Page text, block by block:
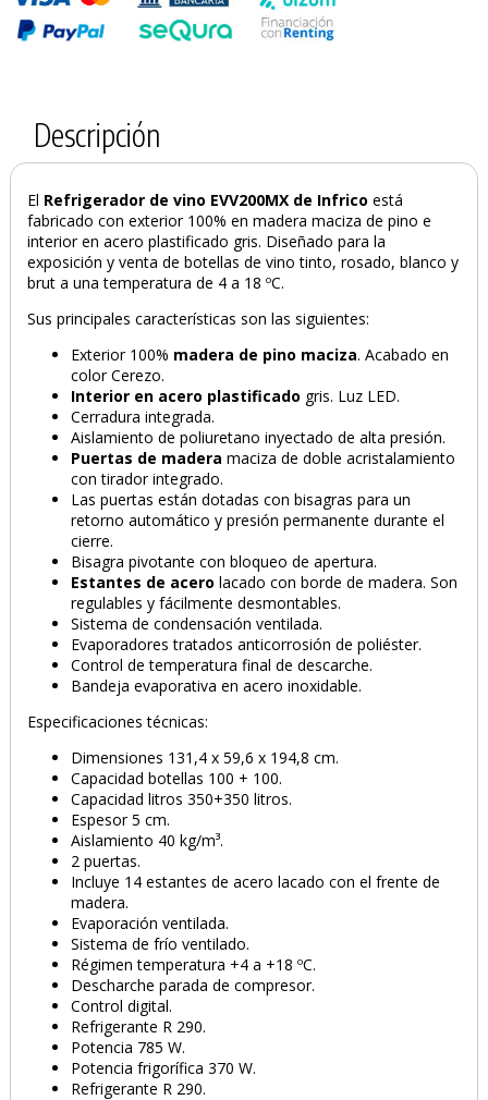
PRODUCTO AÑADIDO AL CARRITO
Descripción
El Refrigerador de vino EVV200MX de Infricoestá
fabricado con exterior 100% en madera maciza de pino e
interior en acero plastificado gris. Diseñado para la
exposición y venta de botellas de vino tinto, rosado, blanco y
brut a una temperatura de 4 a 18 ºC.
Sus principales características son las siguientes:
Exterior 100% madera de pino maciza. Acabado en
color Cerezo.
Interior en acero plastificado gris. Luz LED.
Cerradura integrada.
Aislamiento de poliuretano inyectado de alta presión.
Puertas de madera maciza de doble acristalamiento
con tirador integrado.
Las puertas están dotadas con bisagras para un
retorno automático y presión permanente durante el
cierre.
Bisagra pivotante con bloqueo de apertura.
Estantes de acerolacado con borde de madera. Son
regulables y fácilmente desmontables.
Sistema de condensación ventilada.
Evaporadores tratados anticorrosión de poliéster.
Control de temperatura final de descarche.
Bandeja evaporativa en acero inoxidable.
Especificaciones técnicas:
Dimensiones 131,4 x 59,6 x 194,8 cm.
Capacidad botellas 100 + 100.
Capacidad litros 350+350 litros.
Espesor 5 cm.
Aislamiento 40 kg/m³.
2 puertas.
Incluye 14 estantes de acero lacado con el frente de
madera.
Evaporación ventilada.
Sistema de frío ventilado.
Régimen temperatura +4 a +18 ºC.
Descharche parada de compresor.
Control digital.
Refrigerante R 290.
Potencia 785 W.
Potencia frigorífica 370 W.
Refrigerante R 290.